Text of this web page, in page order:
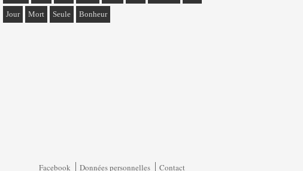
Jour Mort Seule Bonheur
Facebook
Données personnelles Contact